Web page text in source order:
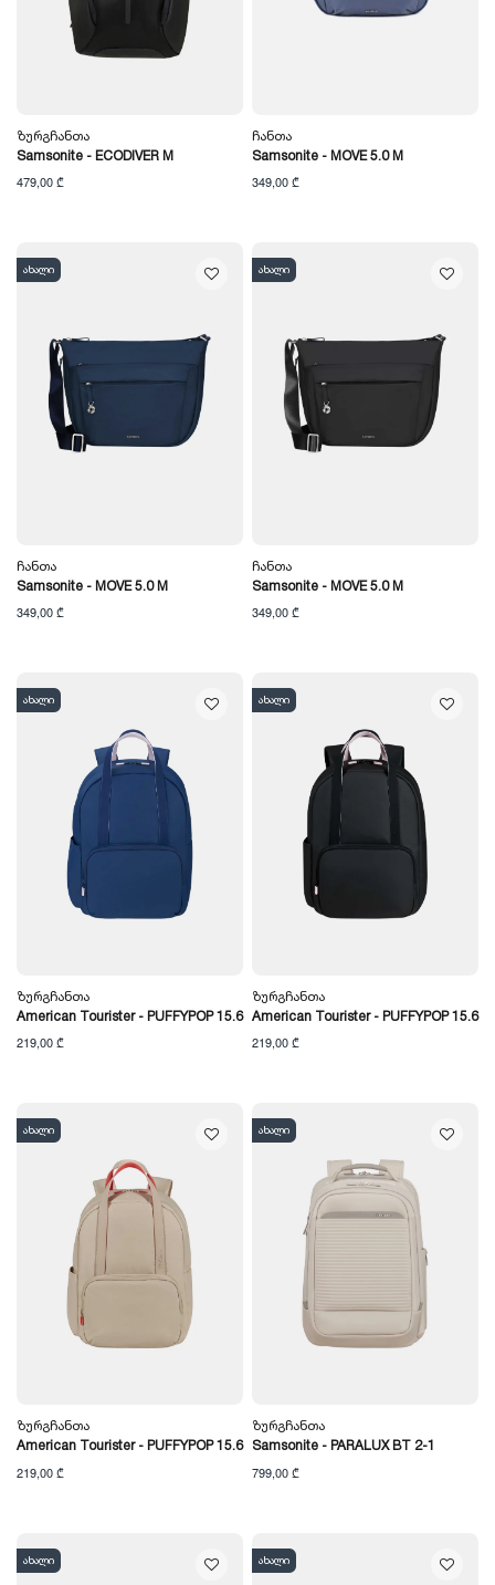
Ზურგჩანთა
Samsonite - ECODIVER M
479,00 ₾
Ჩანთა
Samsonite - MOVE 5.0 M
349,00 ₾
ახალი
Ჩანთა
Samsonite - MOVE 5.0 M
349,00 ₾
ახალი
Ჩანთა
Samsonite - MOVE 5.0 M
349,00 ₾
ახალი
Ზურგჩანთა
American Tourister - PUFFYPOP 15.6
219,00 ₾
ახალი
Ზურგჩანთა
American Tourister - PUFFYPOP 15.6
219,00 ₾
ახალი
Ზურგჩანთა
American Tourister - PUFFYPOP 15.6
219,00 ₾
ახალი
Ზურგჩანთა
Samsonite - PARALUX BT 2-1
799,00 ₾
ახალი ახალი